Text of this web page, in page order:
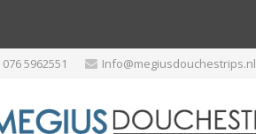
076 5962551 Info@megiusdouchestrips.nl